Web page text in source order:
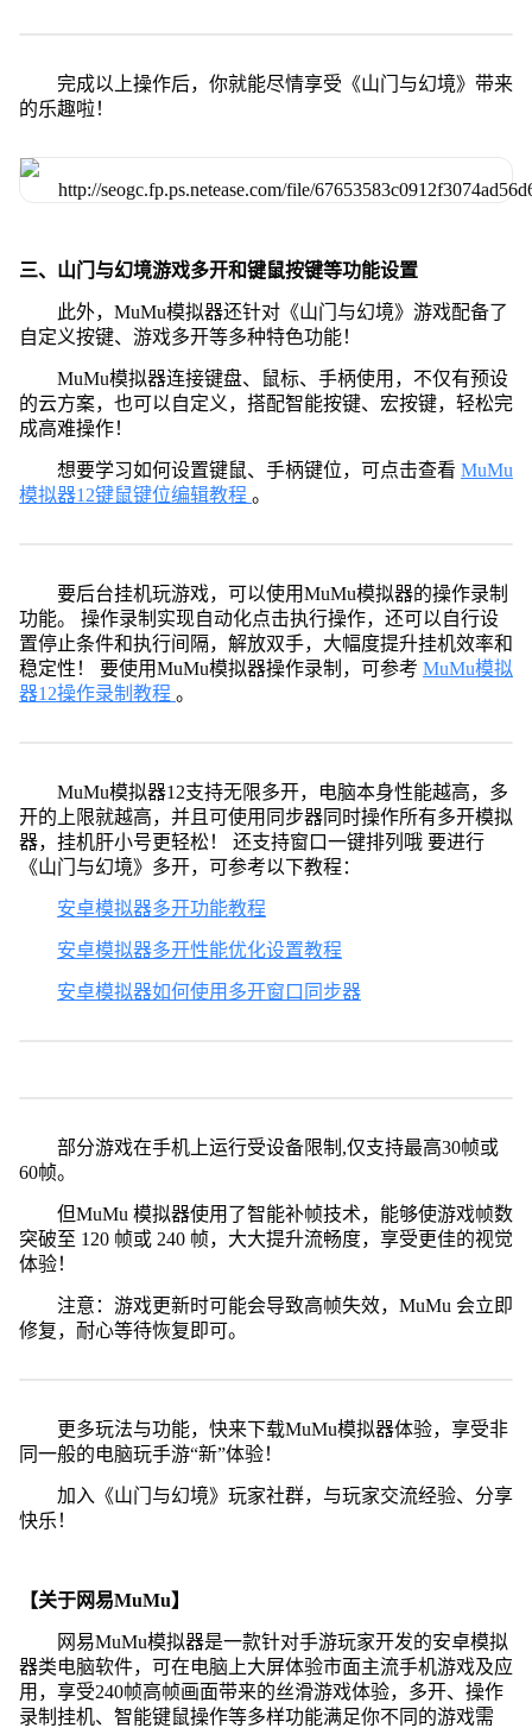
完成以上操作后，你就能尽情享受《山门与幻境》带来
的乐趣啦！
三、山门与幻境游戏多开和键鼠按键等功能设置
此外，MuMu模拟器还针对《山门与幻境》游戏配备了
自定义按键、游戏多开等多种特色功能！
MuMu模拟器连接键盘、鼠标、手柄使用，不仅有预设
的云方案，也可以自定义，搭配智能按键、宏按键，轻松完
成高难操作！
想要学习如何设置键鼠、手柄键位，可点击查看 MuMu
模拟器12键鼠键位编辑教程 。
要后台挂机玩游戏，可以使用MuMu模拟器的操作录制
功能。 操作录制实现自动化点击执行操作，还可以自行设
置停止条件和执行间隔，解放双手，大幅度提升挂机效率和
稳定性！ 要使用MuMu模拟器操作录制，可参考 MuMu模拟
器12操作录制教程 。
MuMu模拟器12支持无限多开，电脑本身性能越高，多
开的上限就越高，并且可使用同步器同时操作所有多开模拟
器，挂机肝小号更轻松！ 还支持窗口一键排列哦 要进行
《山门与幻境》多开，可参考以下教程：
安卓模拟器多开功能教程
安卓模拟器多开性能优化设置教程
安卓模拟器如何使用多开窗口同步器
部分游戏在手机上运行受设备限制,仅支持最高30帧或
60帧。
但MuMu 模拟器使用了智能补帧技术，能够使游戏帧数
突破至 120 帧或 240 帧，大大提升流畅度，享受更佳的视觉
体验！
注意：游戏更新时可能会导致高帧失效，MuMu 会立即
修复，耐心等待恢复即可。
更多玩法与功能，快来下载MuMu模拟器体验，享受非
同一般的电脑玩手游“新”体验！
加入《山门与幻境》玩家社群，与玩家交流经验、分享
快乐！
【关于网易MuMu】
网易MuMu模拟器是一款针对手游玩家开发的安卓模拟
器类电脑软件，可在电脑上大屏体验市面主流手机游戏及应
用，享受240帧高帧画面带来的丝滑游戏体验，多开、操作
录制挂机、智能键鼠操作等多样功能满足你不同的游戏需